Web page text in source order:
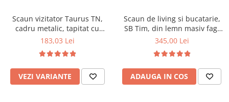
Saltele cu arcuri impachetate
individual
Saltele Memory Pocket
Saltele Memory Foam
Saltele Memory Pocket
Saltele cu plasa arcuri
Paturi
Seturi de pat si saltea
Masute de toaleta
Mobilier living
Scaune pentru living
Scaune birou
Scaune profesionale
Scaune resigilate
Scaun vizitator Taurus TN,
cadru metalic, tapitat cu
stofa, stivuibil, 120 kg, negru
183,03 Lei
VEZI VARIANTE
Scaun de living si bucatarie,
SB Tim, din lemn masiv fag,
tapiterie stofa, lacuit, 120 kg,
345,00 Lei
ADAUGA IN COS